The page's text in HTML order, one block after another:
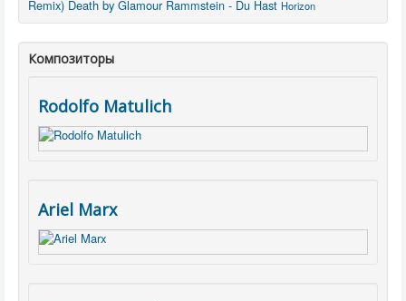
Remix) Death by Glamour Rammstein - Du Hast Horizon
Композиторы
Rodolfo Matulich
Ariel Marx